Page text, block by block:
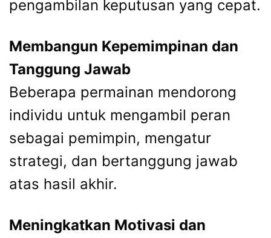
pengambilan keputusan yang cepat.
Membangun Kepemimpinan dan
Tanggung Jawab
Beberapa permainan mendorong
individu untuk mengambil peran
sebagai pemimpin, mengatur
strategi, dan bertanggung jawab
atas hasil akhir.
Meningkatkan Motivasi dan